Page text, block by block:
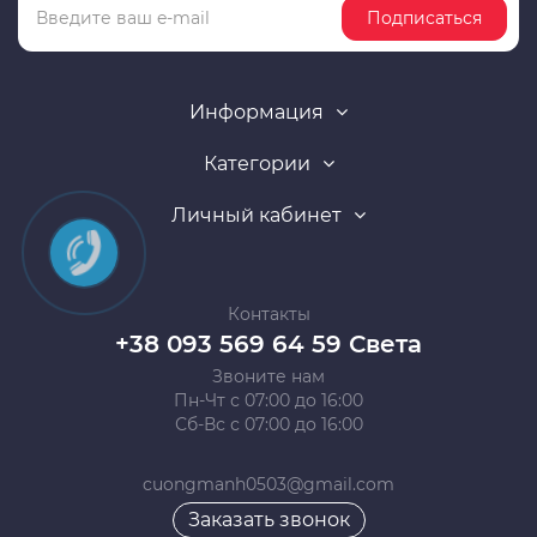
Подписаться
Информация
Категории
Личный кабинет
Контакты
+38 093 569 64 59 Света
Звоните нам
Пн-Чт с 07:00 до 16:00
Сб-Вс с 07:00 до 16:00
cuongmanh0503@gmail.com
Заказать звонок